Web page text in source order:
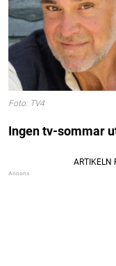
Foto: TV4
Ingen tv-sommar